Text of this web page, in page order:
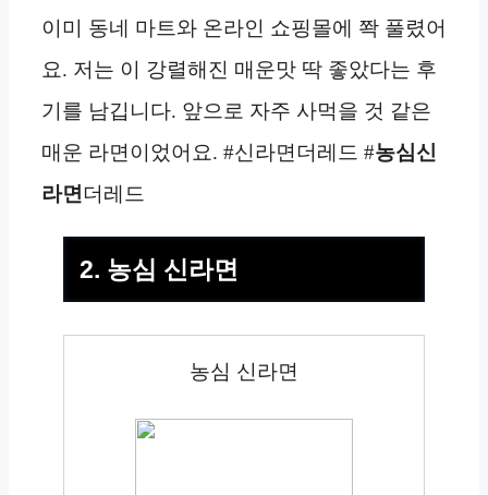
이미 동네 마트와 온라인 쇼핑몰에 쫙 풀렸어
요. 저는 이 강렬해진 매운맛 딱 좋았다는 후
기를 남깁니다. 앞으로 자주 사먹을 것 같은
매운 라면이었어요. #신라면더레드 #농심신
라면 더레드
2. 농심 신라면
농심 신라면